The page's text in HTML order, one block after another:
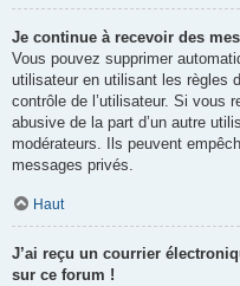
Je continue à recevoir des
Vous pouvez supprimer
utilisateur en utilisant les règles
contrôle de l’utilisateur. Si vous
abusive de la part d’un autre
modérateurs. Ils peuvent
messages privés.
Haut
J’ai reçu un courrier
sur ce forum !